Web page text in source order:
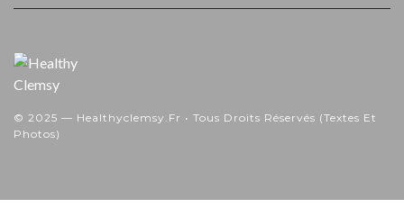
© 2025 — Healthyclemsy.fr • Tous Droits Réservés (textes Et
Photos)